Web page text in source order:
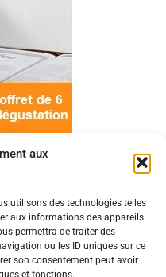
aux
utilisons des technologies telles
aux informations des appareils.
permettra de traiter des
ou les ID uniques sur ce
son consentement peut avoir
et fonctions.
droits réservés
de cookies